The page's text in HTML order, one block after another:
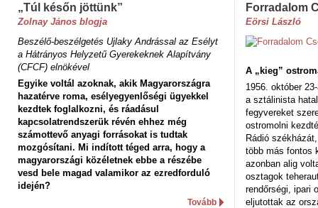
„Túl későn jöttünk”
Zolnay János blogja
Beszélő-beszélgetés Ujlaky Andrással az Esélyt
a Hátrányos Helyzetű Gyerekeknek Alapítvány
(CFCF) elnökével
Egyike voltál azoknak, akik Magyarországra
hazatérve roma, esélyegyenlőségi ügyekkel
kezdtek foglalkozni, és ráadásul
kapcsolatrendszerük révén ehhez még
számottevő anyagi forrásokat is tudtak
mozgósítani. Mi indított téged arra, hogy a
magyarországi közéletnek ebbe a részébe
vesd bele magad valamikor az ezredforduló
idején?
Tovább
Forradalom
Eörsi László
A „kieg”
1956. október
a sztálinista
fegyvereket
ostromolni
Rádió
több más fontos
azonban alig
osztagok
rendőrségi, ipari
eljutottak az